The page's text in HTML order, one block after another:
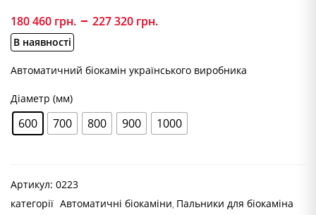
180 460 грн. – 227 320 грн.
460 грн.
320 грн.
В наявності
Автоматичний біокамін українського виробника
Діаметр (мм)
600 700 800 900 1000
Артикул: 0223
категорії Автоматичні біокаміни Пальники для біокаміна